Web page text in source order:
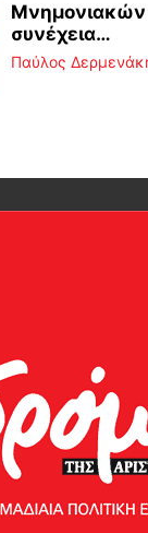
Μνημονιακών
συνέχεια…
Παύλος